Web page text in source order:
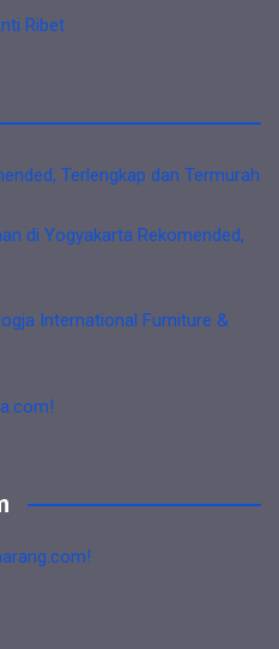
Ribet
Terlengkap dan Termurah
di Yogyakarta Rekomended,
International Furniture &